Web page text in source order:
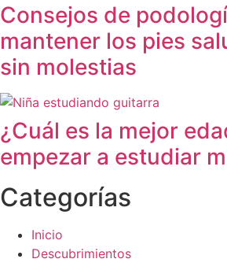
Consejos de
mantener los pies
sin molestias
¿Cuál es la mejor
empezar a estudiar
Categorías
Inicio
Descubrimientos